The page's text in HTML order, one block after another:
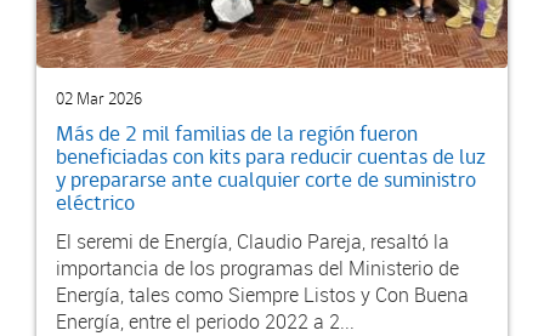
02 Mar 2026
Más de 2 mil familias de la región fueron
beneficiadas con kits para reducir cuentas de luz
y prepararse ante cualquier corte de suministro
eléctrico
El seremi de Energía, Claudio Pareja, resaltó la
importancia de los programas del Ministerio de
Energía, tales como Siempre Listos y Con Buena
Energía, entre el periodo 2022 a 2...